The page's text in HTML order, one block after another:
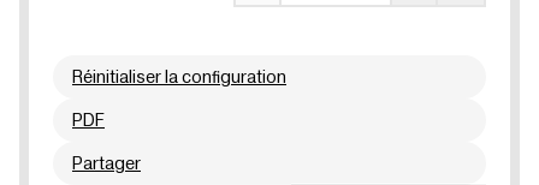
Réinitialiser la configuration
PDF
Partager